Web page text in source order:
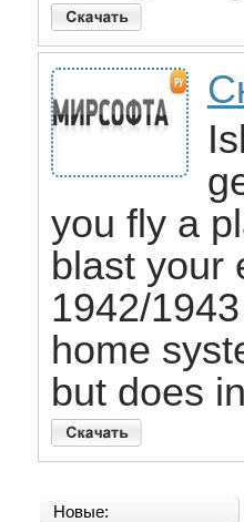
you fly a
blast your
1942/
home
but does
Новые: